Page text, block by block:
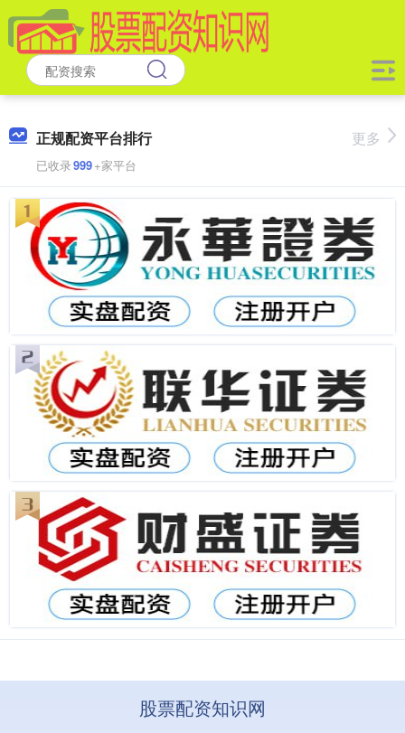
正规配资平台排行
已收录999+家平台
更多
股票配资知识网